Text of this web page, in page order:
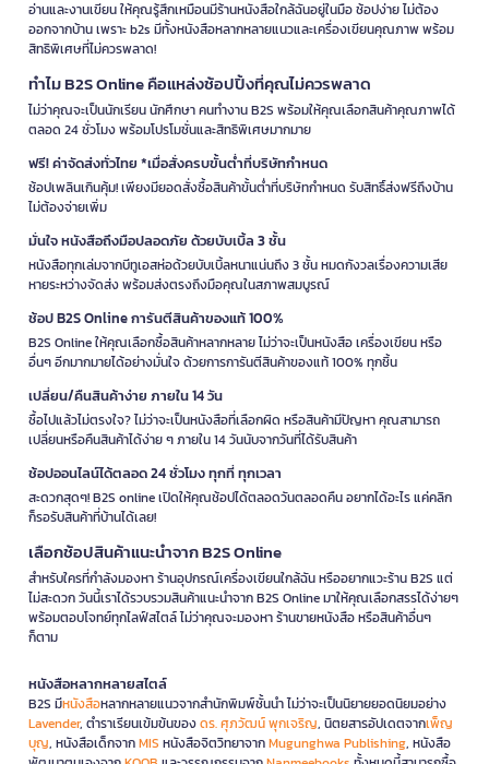
อ่านและงานเขียน ให้คุณรู้สึกเหมือนมีร้านหนังสือใกล้ฉันอยู่ในมือ ช้อปง่าย ไม่ต้อง
ออกจากบ้าน เพราะ b2s มีทั้งหนังสือหลากหลายแนวและเครื่องเขียนคุณภาพ พร้อม
สิทธิพิเศษที่ไม่ควรพลาด!
ทำไม B2S Online คือแหล่งช้อปปิ้งที่คุณไม่ควรพลาด
ไม่ว่าคุณจะเป็นนักเรียน นักศึกษา คนทำงาน B2S พร้อมให้คุณเลือกสินค้าคุณภาพได้
ตลอด 24 ชั่วโมง พร้อมโปรโมชั่นและสิทธิพิเศษมากมาย
ฟรี! ค่าจัดส่งทั่วไทย *เมื่อสั่งครบขั้นต่ำที่บริษัทกำหนด
ช้อปเพลินเกินคุ้ม! เพียงมียอดสั่งซื้อสินค้าขั้นต่ำที่บริษัทกำหนด รับสิทธิ์ส่งฟรีถึงบ้าน
ไม่ต้องจ่ายเพิ่ม
มั่นใจ หนังสือถึงมือปลอดภัย ด้วยบับเบิ้ล 3 ชั้น
หนังสือทุกเล่มจากบีทูเอสห่อด้วยบับเบิ้ลหนาแน่นถึง 3 ชั้น หมดกังวลเรื่องความเสีย
หายระหว่างจัดส่ง พร้อมส่งตรงถึงมือคุณในสภาพสมบูรณ์
ช้อป B2S Online การันตีสินค้าของแท้ 100%
B2S Online ให้คุณเลือกซื้อสินค้าหลากหลาย ไม่ว่าจะเป็นหนังสือ เครื่องเขียน หรือ
อื่นๆ อีกมากมายได้อย่างมั่นใจ ด้วยการการันตีสินค้าของแท้ 100% ทุกชิ้น
เปลี่ยน/คืนสินค้าง่าย ภายใน 14 วัน
ซื้อไปแล้วไม่ตรงใจ? ไม่ว่าจะเป็นหนังสือที่เลือกผิด หรือสินค้ามีปัญหา คุณสามารถ
เปลี่ยนหรือคืนสินค้าได้ง่าย ๆ ภายใน 14 วันนับจากวันที่ได้รับสินค้า
ช้อปออนไลน์ได้ตลอด 24 ชั่วโมง ทุกที่ ทุกเวลา
สะดวกสุดๆ! B2S online เปิดให้คุณช้อปได้ตลอดวันตลอดคืน อยากได้อะไร แค่คลิก
ก็รอรับสินค้าที่บ้านได้เลย!
เลือกช้อปสินค้าแนะนำจาก B2S Online
สำหรับใครที่กำลังมองหา ร้านอุปกรณ์เครื่องเขียนใกล้ฉัน หรืออยากแวะร้าน B2S แต่
ไม่สะดวก วันนี้เราได้รวบรวมสินค้าแนะนำจาก B2S Online มาให้คุณเลือกสรรได้ง่ายๆ
พร้อมตอบโจทย์ทุกไลฟ์สไตล์ ไม่ว่าคุณจะมองหา ร้านขายหนังสือ หรือสินค้าอื่นๆ
ก็ตาม
หนังสือหลากหลายสไตล์
B2S มีหนังสือหลากหลายแนวจากสำนักพิมพ์ชั้นนำ ไม่ว่าจะเป็นนิยายยอดนิยมอย่าง
Lavender, ตำราเรียนเข้มข้นของดร. ศุภวัฒน์ พุกเจริญ, นิตยสารอัปเดตจากเพ็ญ
บุญ, หนังสือเด็กจากMIS หนังสือจิตวิทยาจากMugunghwa Publishing, หนังสือ